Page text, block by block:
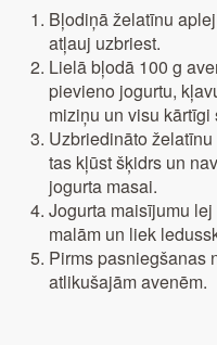
Bļodiņā želatīnu
atļauj uzbriest.
Lielā bļodā 100 g
pievieno jogurtu,
miziņu un visu kārtīgi
Uzbriedināto
tas kļūst šķidrs un
jogurta masai.
Jogurta maisījumu
malām un liek
Pirms pasniegšanas
atlikušajām avenēm.